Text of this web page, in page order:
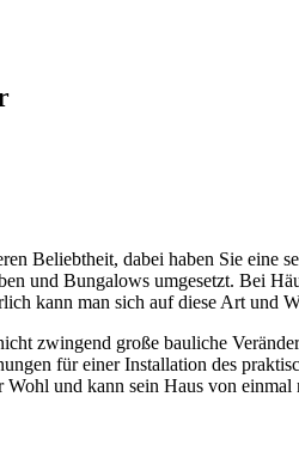
Beliebtheit, dabei haben Sie eine
und Bungalows umgesetzt. Bei
kann man sich auf diese Art und
zwingend große bauliche
für einer Installation des
und kann sein Haus von